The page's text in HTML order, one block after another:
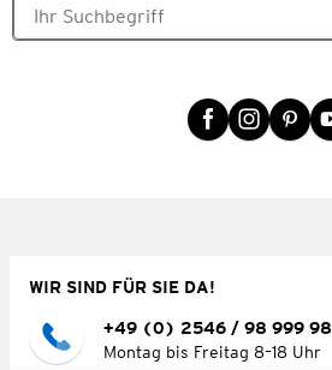
WIR SIND FÜR SIE DA!
+49 (0) 2546 / 98 999 98
Montag bis Freitag 8–18 Uhr